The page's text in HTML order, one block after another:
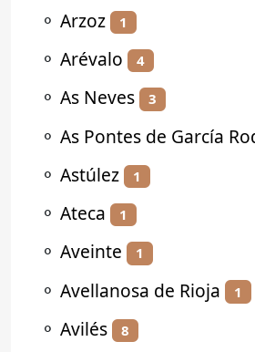
⚬ Arzoz 1
⚬ Arévalo 4
⚬ As Neves 3
⚬ As Pontes de García
⚬ Astúlez 1
⚬ Ateca 1
⚬ Aveinte 1
⚬ Avellanosa de Rioja 1
⚬ Avilés 8